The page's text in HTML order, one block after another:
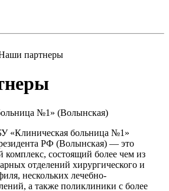
партнеры
№1» (Волынская)
«Клиническая больница №1»
РФ (Волынская) — это
состоящий более чем из
отделений хирургического и
нескольких лечебно-
а также поликлиники с более